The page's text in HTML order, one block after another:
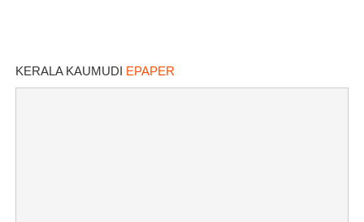
KERALA KAUMUDI EPAPER